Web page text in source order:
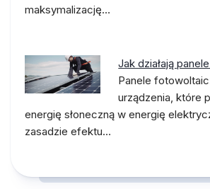
maksymalizację…
Jak działają
Panele
urządzenia, które
energię słoneczną w energię
zasadzie efektu…